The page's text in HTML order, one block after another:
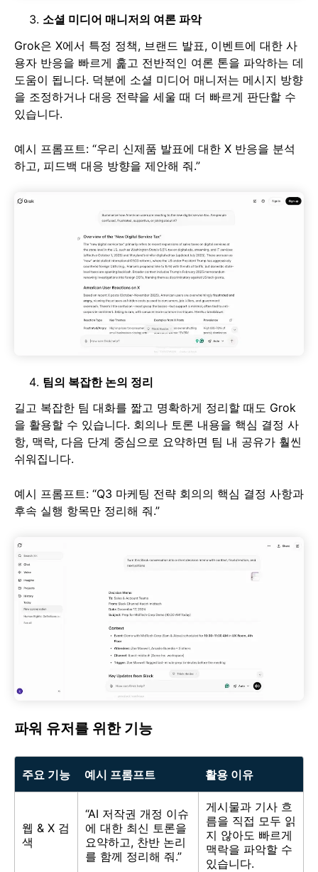
소셜 미디어 매니저의 여론 파악
Grok은 X에서 특정 정책, 브랜드 발표, 이벤트에 대한 사
용자 반응을 빠르게 훑고 전반적인 여론 톤을 파악하는 데
도움이 됩니다. 덕분에 소셜 미디어 매니저는 메시지 방향
을 조정하거나 대응 전략을 세울 때 더 빠르게 판단할 수
있습니다.
예시 프롬프트: “우리 신제품 발표에 대한 X 반응을 분석
하고, 피드백 대응 방향을 제안해 줘.”
팀의 복잡한 논의 정리
길고 복잡한 팀 대화를 짧고 명확하게 정리할 때도 Grok
을 활용할 수 있습니다. 회의나 토론 내용을 핵심 결정 사
항, 맥락, 다음 단계 중심으로 요약하면 팀 내 공유가 훨씬
쉬워집니다.
예시 프롬프트: “Q3 마케팅 전략 회의의 핵심 결정 사항과
후속 실행 항목만 정리해 줘.”
파워 유저를 위한 기능
주요 기능 예시 프롬프트 활용 이유
웹 & X 검
색
“AI 저작권 개정 이슈
에 대한 최신 토론을
요약하고, 찬반 논리
를 함께 정리해 줘.”
게시물과 기사 흐
름을 직접 모두 읽
지 않아도 빠르게
맥락을 파악할 수
있습니다.